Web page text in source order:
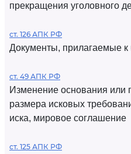
прекращения уголовного
ст. 126 АПК РФ
Документы, прилагаемые
ст. 49 АПК РФ
Изменение основания или
размера исковых
иска, мировое соглашение
ст. 125 АПК РФ